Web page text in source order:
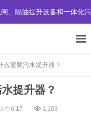
隔油提升设备和一体化污
么需要污水提升器？
提升器？
午6:17 1,103